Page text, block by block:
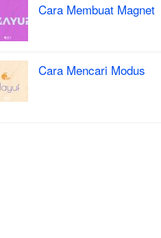
Cara Membuat Magnet
Cara Mencari Modus